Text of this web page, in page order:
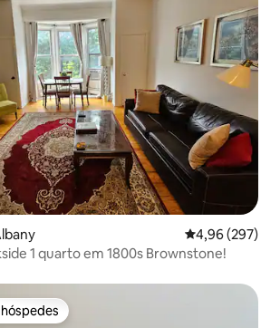
4,96 de uma
4,96 (297)
1 quarto em 1800s Brownstone!
preferidos dos hóspedes